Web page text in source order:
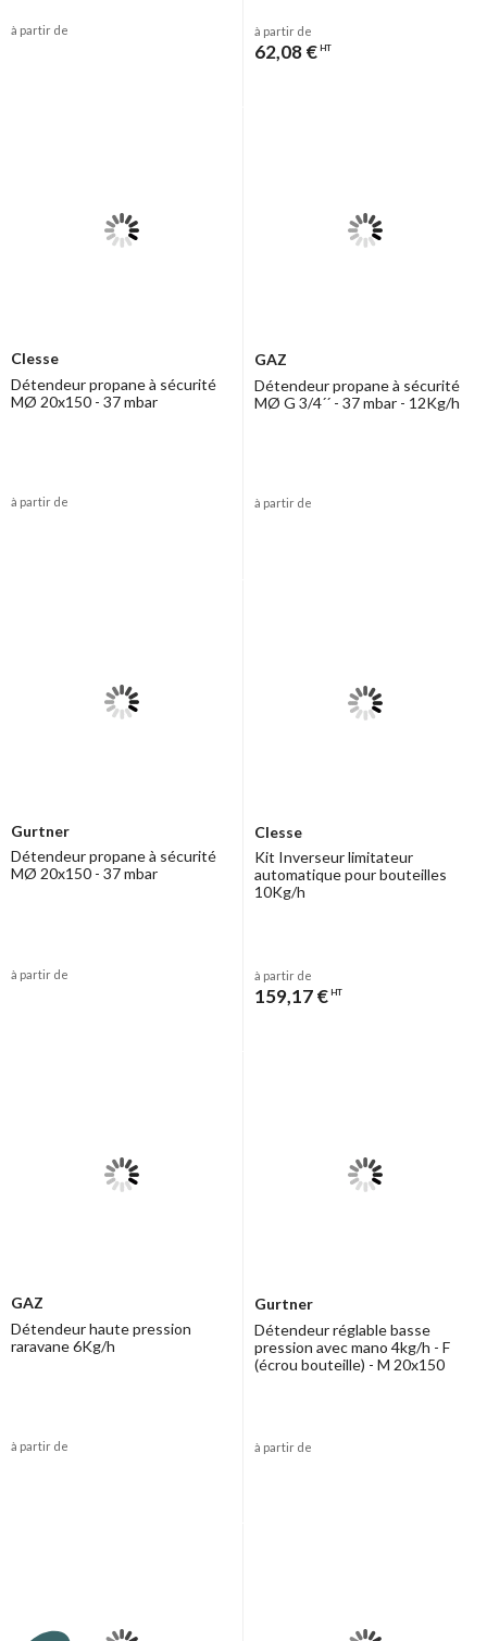
à partir de à partir de
62,08 € HT
Clesse
Détendeur propane à sécurité
MØ 20x150 - 37 mbar
à partir de
GAZ
Détendeur propane à sécurité
MØ G 3/4´´ - 37 mbar - 12Kg/h
à partir de
Gurtner
Détendeur propane à sécurité
MØ 20x150 - 37 mbar
à partir de
Clesse
Kit Inverseur limitateur
automatique pour bouteilles
10Kg/h
à partir de
159,17 € HT
GAZ
Détendeur haute pression
raravane 6Kg/h
à partir de
Gurtner
Détendeur réglable basse
pression avec mano 4kg/h - F
(écrou bouteille) - M 20x150
à partir de